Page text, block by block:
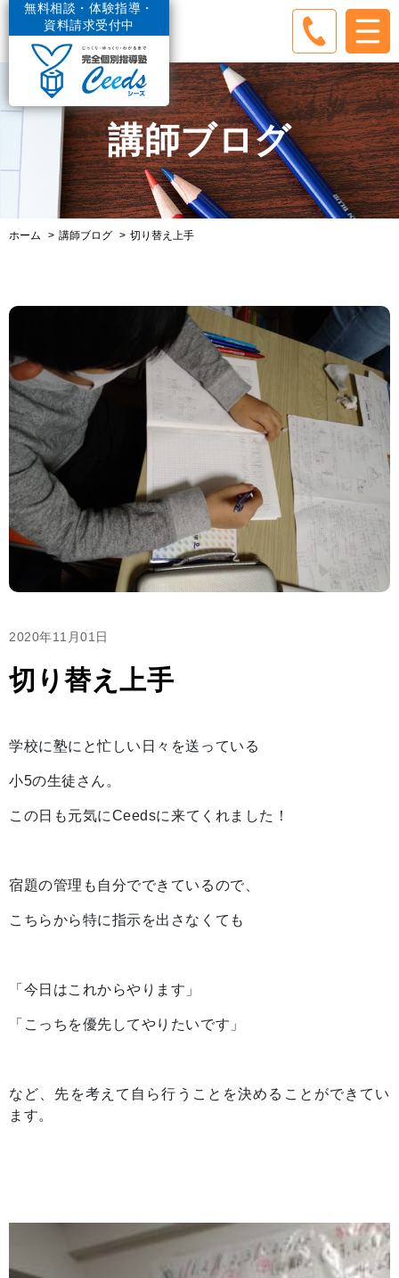
無料相談・体験指導・
資料請求受付中
講師ブログ
ホーム 講師ブログ 切り替え上手
2020年11月01日
切り替え上手
学校に塾にと忙しい日々を送っている
小5の生徒さん。
この日も元気にCeedsに来てくれました！
宿題の管理も自分でできているので、
こちらから特に指示を出さなくても
「今日はこれからやります」
「こっちを優先してやりたいです」
など、先を考えて自ら行うことを決めることができてい
ます。